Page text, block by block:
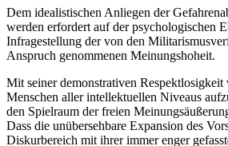
Dem idealistischen Anliegen der
werden erfordert auf der psychologischen
Infragestellung der von den
Anspruch genommenen Meinungshoheit.
Mit seiner demonstrativen Respektlosigkeit
Menschen aller intellektuellen Niveaus
den Spielraum der freien
Dass die unübersehbare Expansion des
Diskurbereich mit ihrer immer enger